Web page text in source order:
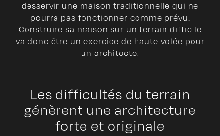
desservir une maison traditionnelle qui ne
pourra pas fonctionner comme prévu.
Construire sa maison sur un terrain difficile
va donc être un exercice de haute volée pour
un architecte.
Les difficultés du terrain
génèrent une architecture
forte et originale